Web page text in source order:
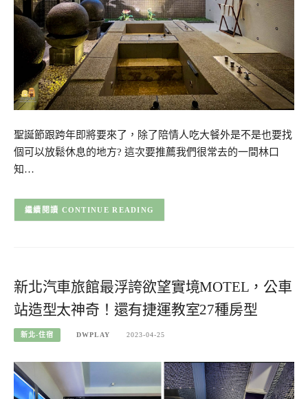
聖誕節跟跨年即將要來了，除了陪情人吃大餐外是不是也要找
個可以放鬆休息的地方? 這次要推薦我們很常去的一間林口
知…
CONTINUE READING
新北汽車旅館最浮誇欲望實境MOTEL，公車
站造型太神奇！還有捷運教室27種房型
新北-住宿 DWPLAY 2023-04-25